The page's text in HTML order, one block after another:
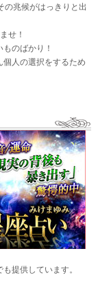
の兆候がはっきりと出
せ！
のばかり！
人の選択をするため
も提供しています。